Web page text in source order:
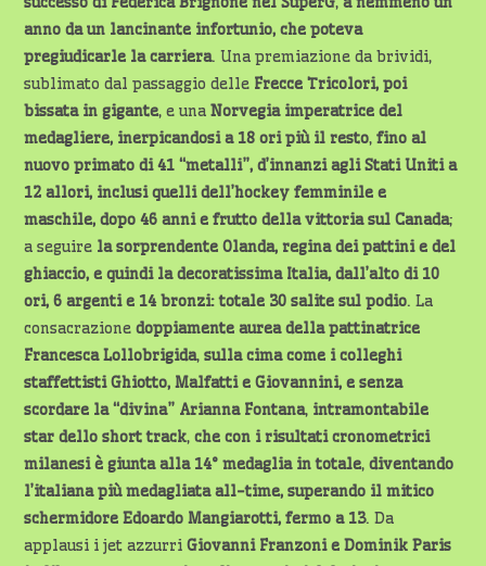
anno da un lancinante infortunio, che poteva
pregiudicarle la carriera. Una premiazione da brividi,
sublimato dal passaggio delle Frecce Tricolori, poi
bissata in gigante, e unaNorvegia imperatrice del
medagliere, inerpicandosi a 18 ori più il resto,fino al
nuovo primato di 41 “metalli”, d’innanzi agli Stati Uniti a
12 allori, inclusi quelli dell’hockey femminile e
maschile, dopo 46 anni e frutto della vittoria sul Canada;
a seguire la sorprendente Olanda, regina dei pattini e del
ghiaccio, e quindi la decoratissima Italia, dall’alto di 10
ori, 6 argenti e 14 bronzi: totale 30 salite sul podio. La
consacrazionedoppiamente aurea della pattinatrice
Francesca Lollobrigida,sulla cima come i colleghi
staffettisti Ghiotto, Malfatti e Giovannini, e senza
scordare la “divina” Arianna Fontana, intramontabile
star dello short track,che con i risultati cronometrici
milanesi è giunta alla 14° medaglia in totale,diventando
l’italiana più medagliata all-time, superando il mitico
schermidore Edoardo Mangiarotti, fermo a 13. Da
applausi i jet azzurriGiovanni Franzoni e Dominik Paris